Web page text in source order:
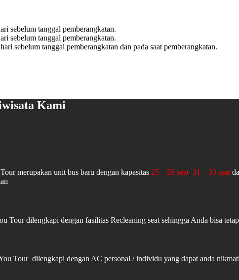
sebelum tanggal pemberangkatan.
sebelum tanggal pemberangkatan.
hari sebelum tanggal pemberangkatan dan pada saat pemberangkatan.
Kami
merupakan unit bus baru dengan kapasitas 25 – 29 seat, 31 – 33 seat
Tour dilengkapi dengan fasilitas Recleaning seat sehingga Anda bisa
Tour dilengkapi dengan AC personal / individu yang dapat anda